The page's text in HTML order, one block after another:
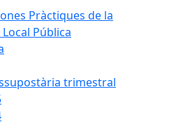
Pràctiques de la
Pública
trimestral